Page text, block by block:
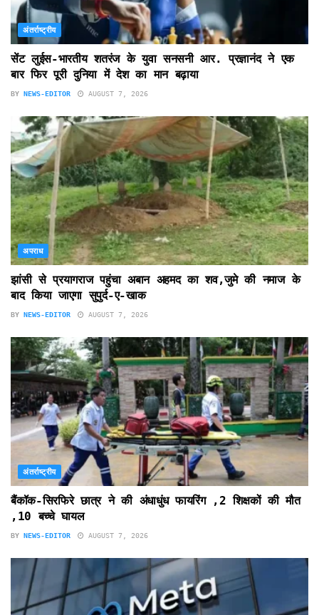
अंतर्राष्ट्रीय
सेंट लुईस-भारतीय शतरंज के युवा सनसनी आर. प्रज्ञानंद ने एक
बार फिर पूरी दुनिया में देश का मान बढ़ाया
BY NEWS-EDITOR AUGUST 7, 2026
अपराध
झांसी से प्रयागराज पहुंचा अबान अहमद का शव,जुमे की नमाज के
बाद किया जाएगा सुपुर्द-ए-खाक
BY NEWS-EDITOR AUGUST 7, 2026
अंतर्राष्ट्रीय
बैंकॉक-सिरफिरे छात्र ने की अंधाधुंध फायरिंग ,2 शिक्षकों की मौत
,10 बच्चे घायल
BY NEWS-EDITOR AUGUST 7, 2026